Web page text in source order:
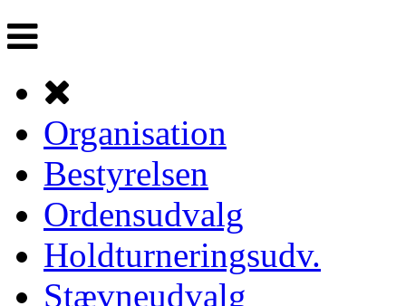
Organisation
Bestyrelsen
Ordensudvalg
Holdturneringsudv.
Stævneudvalg